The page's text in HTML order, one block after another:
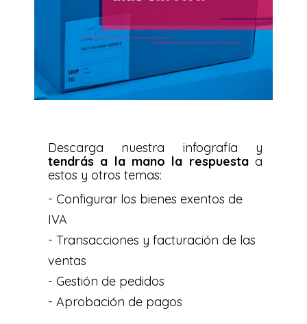
Descarga nuestra infografía y
tendrás a la mano la respuestaa
estos y otros temas:
- Configurar los bienes exentos de
IVA
- Transacciones y facturación de las
ventas
- Gestión de pedidos
- Aprobación de pagos